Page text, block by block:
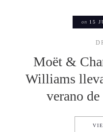
on 15
Moët &
Williams
verano